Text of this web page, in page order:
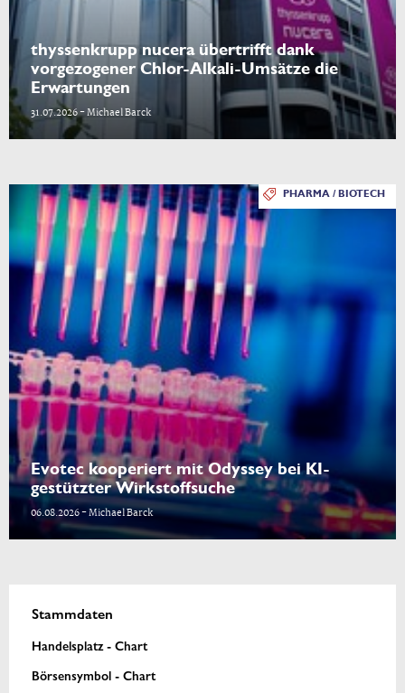
thyssenkrupp nucera übertrifft dank
vorgezogener Chlor-Alkali-Umsätze die
Erwartungen
31.07.2026 - Michael Barck
PHARMA / BIOTECH
Evotec kooperiert mit Odyssey bei KI-
gestützter Wirkstoffsuche
06.08.2026 - Michael Barck
Stammdaten
Handelsplatz - Chart
Börsensymbol - Chart